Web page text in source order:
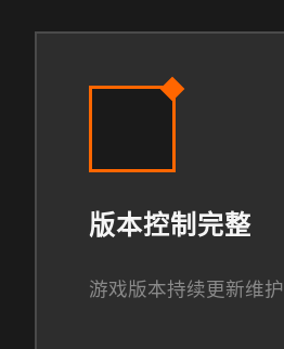
版本控制完整
游戏版本持续更新维护